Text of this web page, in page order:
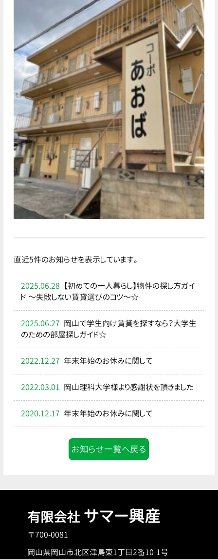
直近5件のお知らせを表示しています。
2025.06.28 【初めての一人暮らし】物件の探し方ガイ
ド ～失敗しない賃貸選びのコツ～☆
2025.06.27 岡山で学生向け賃貸を探すなら？大学生
のための部屋探しガイド☆
2022.12.27 年末年始のお休みに関して
2022.03.01 岡山理科大学様より感謝状を頂きました
2020.12.17 年末年始のお休みに関して
お知らせ一覧へ戻る
有限会社サマー興産
〒700-0081
岡山県岡山市北区津島東1丁目2番10-1号